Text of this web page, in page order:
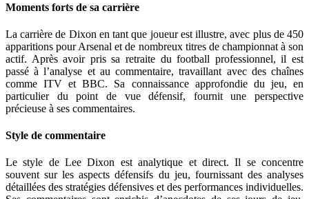
Moments forts de sa carrière
La carrière de Dixon en tant que joueur est illustre, avec plus de 450
apparitions pour Arsenal et de nombreux titres de championnat à son
actif. Après avoir pris sa retraite du football professionnel, il est
passé à l’analyse et au commentaire, travaillant avec des chaînes
comme ITV et BBC. Sa connaissance approfondie du jeu, en
particulier du point de vue défensif, fournit une perspective
précieuse à ses commentaires.
Style de commentaire
Le style de Lee Dixon est analytique et direct. Il se concentre
souvent sur les aspects défensifs du jeu, fournissant des analyses
détaillées des stratégies défensives et des performances individuelles.